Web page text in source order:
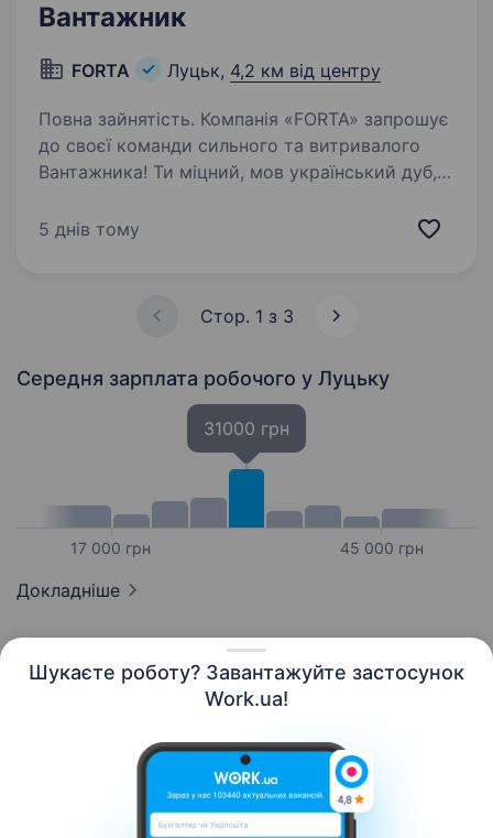
Шукаєте роботу? Завантажуйте застосунок
Work.ua!
Вантажник
FORTA Луцьк, 4,2 км від центру
Повна зайнятість. Компанія «FORTA» запрошує
до своєї команди сильного та витривалого
Вантажника! Ти міцний, мов український дуб,
ми шукаємо! Наші очікування: відповідальність
5 днів тому
Стор. 1 з 3
Середня зарплата робочого у Луцьку
17 000 грн
31000 грн
45 000 грн
Докладніше